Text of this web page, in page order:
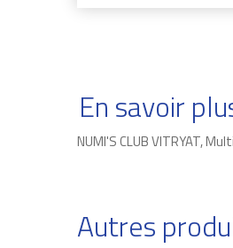
En savoir
NUMI'S CLUB VITRYAT,
Autres